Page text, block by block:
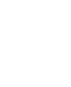
Twitter)
email